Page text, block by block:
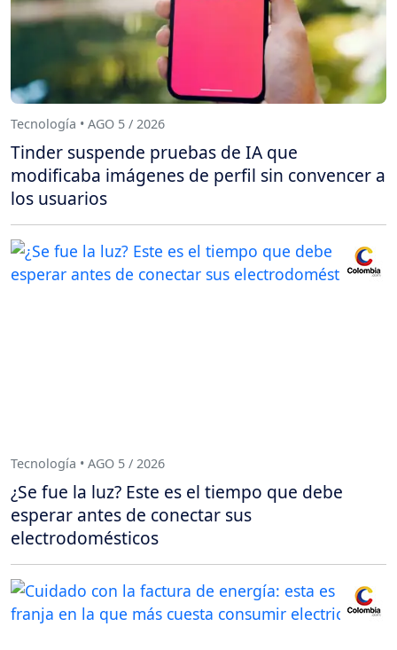
Tecnología • AGO 5 / 2026
Tinder suspende pruebas de IA que
modificaba imágenes de perfil sin convencer a
los usuarios
Tecnología • AGO 5 / 2026
¿Se fue la luz? Este es el tiempo que debe
esperar antes de conectar sus
electrodomésticos